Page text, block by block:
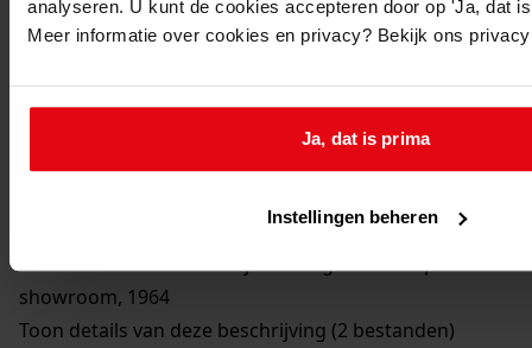
analyseren. U kunt de cookies accepteren door op 'Ja, dat
Meer informatie over cookies en privacy? Bekijk ons
Ja, dat is prima
Instellingen beheren
1430Bouw van een woning, 1962
Toon details van deze beschrijving (2 bestanden)
Toon details van deze beschrijving (2 bestanden)
1433Bouw van een bedrijfswoning met werkplaats en
showroom, 1964
Toon details van deze beschrijving (2 bestanden)